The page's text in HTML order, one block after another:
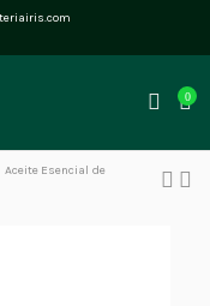
0
Aceite Esencial de